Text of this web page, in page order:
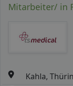
Mitarbeiter/ in
Kahla,